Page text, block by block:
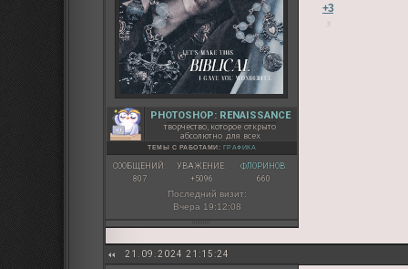
PHOTOSHOP: RENAISSANCE
творчество, которое открыто
абсолютно для всех
ТЕМЫ С РАБОТАМИ: ГРАФИКА
СООБЩЕНИЙ:
807
УВАЖЕНИЕ:
+5096
ФЛОРИНОВ:
660
Последний визит:
Вчера 19:12:08
+3
21.09.2024 21:15:24